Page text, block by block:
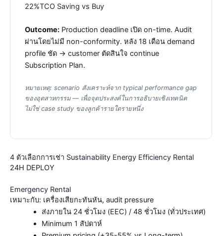
22%TCO Saving vs Buy
Outcome: Production deadline เปิด on-time. Audit
ผ่านโดยไม่มี non-conformity. หลัง 18 เดือน demand
profile ชัด → customer ตัดสินใจ continue
Subscription Plan.
หมายเหตุ: scenario สังเคราะห์จาก typical performance gap
ของอุตสาหกรรม — เพื่อจุดประสงค์ในการอธิบายเชิงเทคนิค
ไม่ใช่ case study ของลูกค้ารายใดรายหนึ่ง
4 ตัวเลือกการเช่า Sustainability Energy Efficiency Rental
24H DEPLOY
Emergency Rental
เหมาะกับ: เครื่องเสียกะทันหัน, audit pressure
ส่งภายใน 24 ชั่วโมง (EEC) / 48 ชั่วโมง (ทั่วประเทศ)
Minimum 1 สัปดาห์